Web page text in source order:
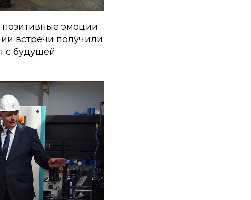
позитивные эмоции
встречи получили
с будущей